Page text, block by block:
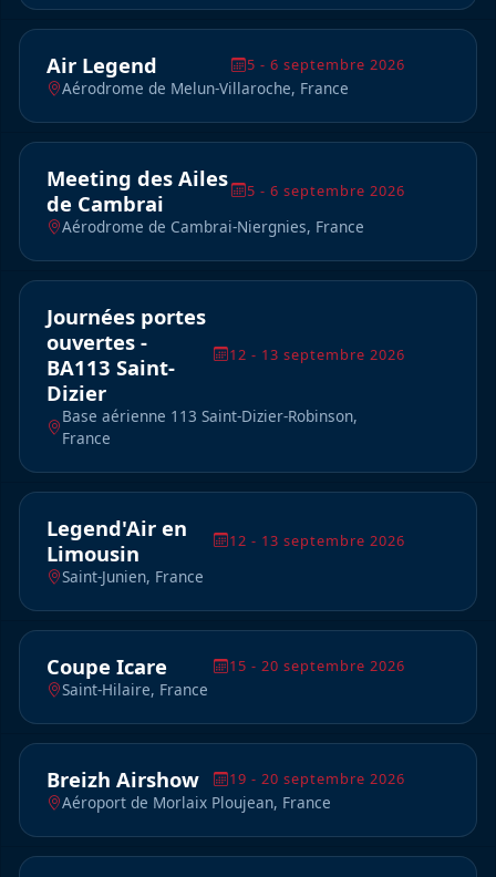
5 - 6 septembre 2026
Air Legend
Aérodrome de Melun-Villaroche, France
5 - 6 septembre 2026
Meeting des Ailes
de Cambrai
Aérodrome de Cambrai-Niergnies, France
12 - 13 septembre 2026
Journées portes
ouvertes -
BA113 Saint-
Dizier
Base aérienne 113 Saint-Dizier-Robinson,
France
12 - 13 septembre 2026
Legend'Air en
Limousin
Saint-Junien, France
15 - 20 septembre 2026
Coupe Icare
Saint-Hilaire, France
19 - 20 septembre 2026
Breizh Airshow
Aéroport de Morlaix Ploujean, France